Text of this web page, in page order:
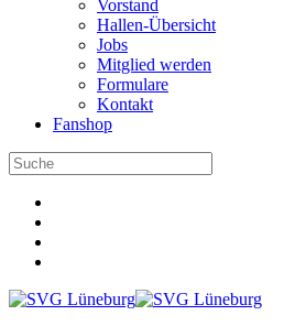
Vorstand
Hallen-Übersicht
Jobs
Mitglied werden
Formulare
Kontakt
Fanshop